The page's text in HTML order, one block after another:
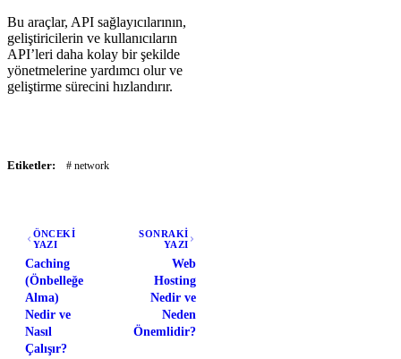
Bu araçlar, API sağlayıcılarının,
geliştiricilerin ve kullanıcıların
API’leri daha kolay bir şekilde
yönetmelerine yardımcı olur ve
geliştirme sürecini hızlandırır.
Etiketler: # network
ÖNCEKİ
YAZI
Caching
(Önbelleğe
Alma)
Nedir ve
Nasıl
Çalışır?
SONRAKİ
YAZI
Web
Hosting
Nedir ve
Neden
Önemlidir?